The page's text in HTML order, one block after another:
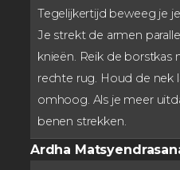
Tegelijkertijd beweeg je
Je strekt de armen
knieën. Reik de borstkas
rechte rug. Houd de nek
omhoog. Als je meer
benen strekken.
Ardha